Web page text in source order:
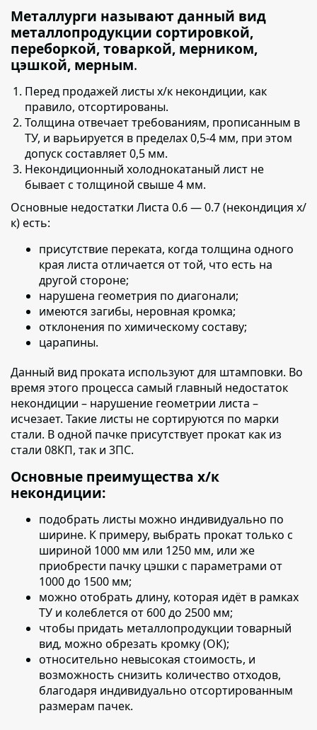
Металлурги называют данный вид
металлопродукции сортировкой,
переборкой, товаркой, мерником,
цэшкой, мерным.
Перед продажей листы х/к некондиции, как
правило, отсортированы.
Толщина отвечает требованиям, прописанным в
ТУ, и варьируется в пределах 0,5-4 мм, при этом
допуск составляет 0,5 мм.
Некондиционный холоднокатаный лист не
бывает с толщиной свыше 4 мм.
Основные недостатки Листа 0.6 — 0.7 (некондиция х/
к) есть:
присутствие переката, когда толщина одного
края листа отличается от той, что есть на
другой стороне;
нарушена геометрия по диагонали;
имеются загибы, неровная кромка;
отклонения по химическому составу;
царапины.
Данный вид проката используют для штамповки. Во
время этого процесса самый главный недостаток
некондиции – нарушение геометрии листа –
исчезает. Такие листы не сортируются по марки
стали. В одной пачке присутствует прокат как из
стали 08КП, так и 3ПС.
Основные преимущества х/к
некондиции:
подобрать листы можно индивидуально по
ширине. К примеру, выбрать прокат только с
шириной 1000 мм или 1250 мм, или же
приобрести пачку цэшки с параметрами от
1000 до 1500 мм;
можно отобрать длину, которая идёт в рамках
ТУ и колеблется от 600 до 2500 мм;
чтобы придать металлопродукции товарный
вид, можно обрезать кромку (ОК);
относительно невысокая стоимость, и
возможность снизить количество отходов,
благодаря индивидуально отсортированным
размерам пачек.